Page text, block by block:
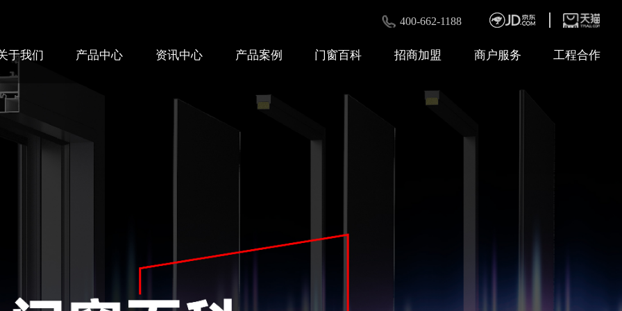
400-662-1188
于我们 产品中心 资讯中心 产品案例 门窗百科 招商加盟 商户服务 工程合作